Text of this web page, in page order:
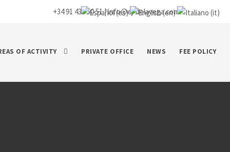
+34 91 435 50 51 |info@ej-delavega.com
OF ACTIVITY PRIVATE OFFICE NEWS FEE POLICY